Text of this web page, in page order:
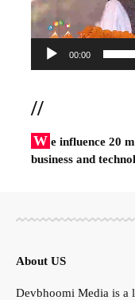
00:00
//
W e influence 20
business and
About US
Devbhoomi Media is a